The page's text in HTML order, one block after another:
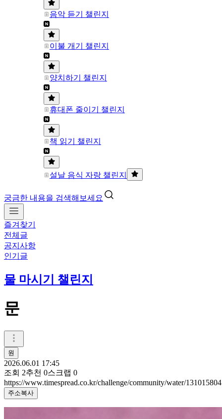
음악 듣기 챌린지
이불 개기 챌린지
양치하기 챌린지
휴대폰 줄이기 챌린지
책 읽기 챌린지
설날 음식 자랑 챌린지
궁금한 내용을 검색해보세요
즐겨찾기
전체글
공지사항
인기글
물 마시기 챌린지
문
원
2026.06.01 17:45
조회 2추천 0스크랩 0
https://www.timespread.co.kr/challenge/community/water/131015804
주소복사